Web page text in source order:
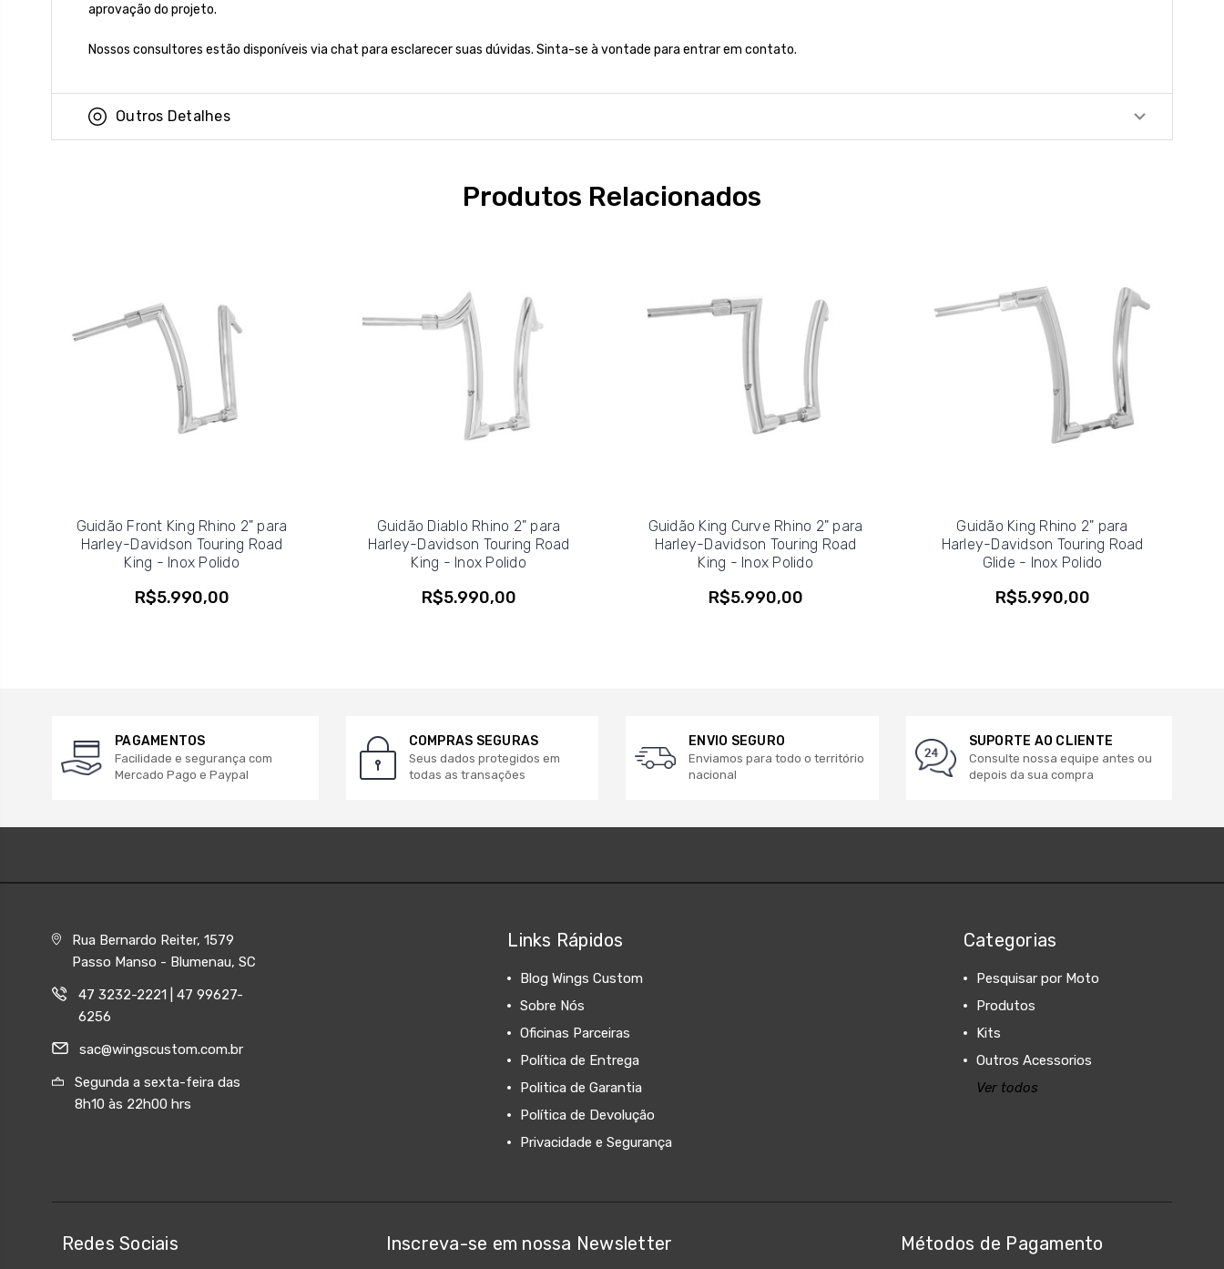
aprovação do projeto.
Nossos consultores estão disponíveis via chat para esclarecer suas dúvidas. Sinta-se à vontade para entrar em contato.
Outros Detalhes
Produtos Relacionados
Guidão Front King Rhino 2" para
Harley-Davidson Touring Road
King - Inox Polido
R$5.990,00
Guidão Diablo Rhino 2" para
Harley-Davidson Touring Road
King - Inox Polido
R$5.990,00
Guidão King Curve Rhino 2" para
Harley-Davidson Touring Road
King - Inox Polido
R$5.990,00
Guidão King Rhino 2" para
Harley-Davidson Touring Road
Glide - Inox Polido
R$5.990,00
PAGAMENTOS
Facilidade e segurança com
Mercado Pago e Paypal
COMPRAS SEGURAS
Seus dados protegidos em
todas as transações
ENVIO SEGURO
Enviamos para todo o território
nacional
SUPORTE AO CLIENTE
Consulte nossa equipe antes ou
depois da sua compra
Rua Bernardo Reiter, 1579
Passo Manso - Blumenau, SC
47 3232-2221 | 47 99627-
6256
sac@wingscustom.com.br
Segunda a sexta-feira das
8h10 às 22h00 hrs
Links Rápidos
Blog Wings Custom
Sobre Nós
Oficinas Parceiras
Política de Entrega
Politica de Garantia
Política de Devolução
Privacidade e Segurança
Categorias
Pesquisar por Moto
Produtos
Kits
Outros Acessorios
Ver todos
Redes Sociais Inscreva-se em nossa Newsletter Métodos de Pagamento